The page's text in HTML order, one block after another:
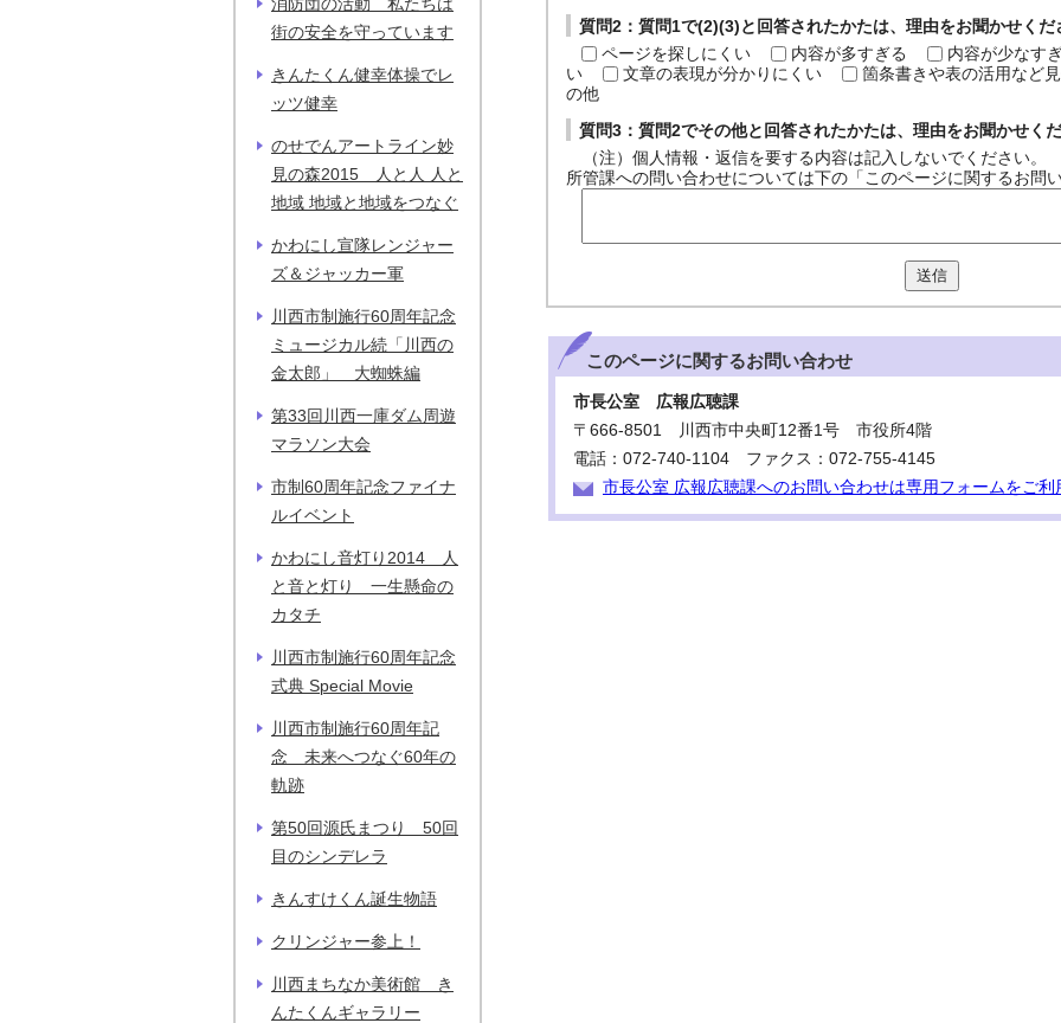
質問2：質問1で(2)(3)と回答されたかたは、理由をお聞かせくだ
ページを探しにくい
内容が多すぎる 内容が少なす
い
文章の表現が分かりにくい 箇条書きや表の活用など
の他
質問3：質問2でその他と回答されたかたは、理由をお聞かせくだ
（注）個人情報・返信を要する内容は記入しないでください。
所管課への問い合わせについては下の「このページに関するお問い
送信
このページに関するお問い合わせ
市長公室 広報広聴課
〒666-8501 川西市中央町12番1号 市役所4階
電話：072-740-1104 ファクス：072-755-4145
市長公室 広報広聴課へのお問い合わせは専用フォームをご利
消防団の活動 私たちは
街の安全を守っています
きんたくん健幸体操でレ
ッツ健幸
のせでんアートライン妙
見の森2015 人と人 人と
地域 地域と地域をつなぐ
かわにし宣隊レンジャー
ズ＆ジャッカー軍
川西市制施行60周年記念
ミュージカル続「川西の
金太郎」 大蜘蛛編
第33回川西一庫ダム周遊
マラソン大会
市制60周年記念ファイナ
ルイベント
かわにし音灯り2014 人
と音と灯り 一生懸命の
カタチ
川西市制施行60周年記念
式典 Special Movie
川西市制施行60周年記
念 未来へつなぐ60年の
軌跡
第50回源氏まつり 50回
目のシンデレラ
きんすけくん誕生物語
クリンジャー参上！
川西まちなか美術館 き
んたくんギャラリー